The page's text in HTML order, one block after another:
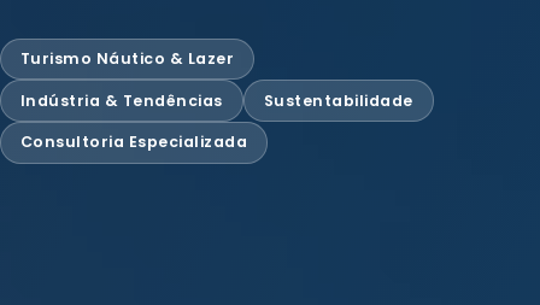
Turismo Náutico & Lazer
Indústria & Tendências Sustentabilidade
Consultoria Especializada